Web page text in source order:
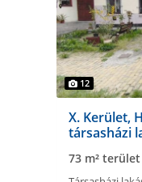
12
X. Kerület,
társasházi
73 m² terület